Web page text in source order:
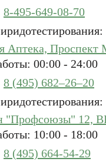
8-495-649-08-70
Аптека, Проспект
00:00 - 24:00
8 (495) 682–26–20
"Профсоюзы" 12,
10:00 - 18:00
8 (495) 664-54-29
соглашения
соглашения
ОТМЕНИТЬ
соглашения
ОТМЕНИТЬ